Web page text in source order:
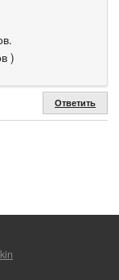
)
Ответить